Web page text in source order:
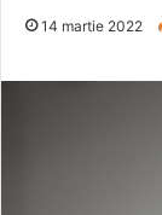
14 martie 2022